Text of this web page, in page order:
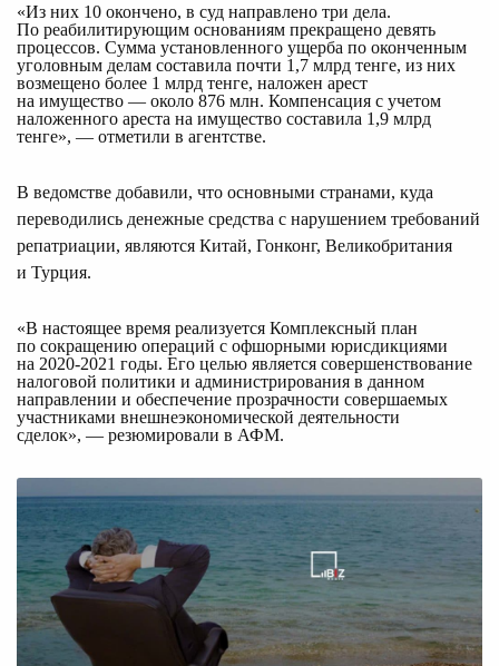
«Из них 10 окончено, в суд направлено три дела.
По реабилитирующим основаниям прекращено девять
процессов. Сумма установленного ущерба по оконченным
уголовным делам составила почти 1,7 млрд тенге, из них
возмещено более 1 млрд тенге, наложен арест
на имущество — около 876 млн. Компенсация с учетом
наложенного ареста на имущество составила 1,9 млрд
тенге», — отметили в агентстве.
В ведомстве добавили, что основными странами, куда
переводились денежные средства с нарушением требований
репатриации, являются Китай, Гонконг, Великобритания
и Турция.
«В настоящее время реализуется Комплексный план
по сокращению операций с офшорными юрисдикциями
на 2020-2021 годы. Его целью является совершенствование
налоговой политики и администрирования в данном
направлении и обеспечение прозрачности совершаемых
участниками внешнеэкономической деятельности
сделок», — резюмировали в АФМ.